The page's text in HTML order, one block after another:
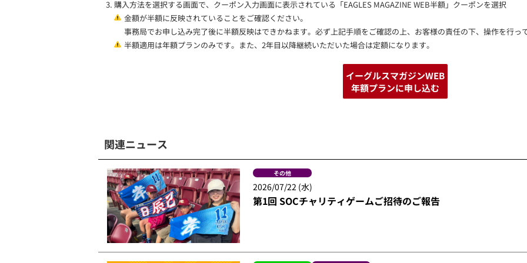
購入方法を選択する画面で、クーポン入力画面に表示されている「EAGLES MAGAZINE WEB半額」クーポンを選択
金額が半額に反映されていることをご確認ください。
事務局でお申し込み完了後に半額反映はできかねます。必ず上記手順をご確認の上、お客様の責任の下、操作を行っ
半額適用は年額プランのみです。また、2年目以降継続いただいた場合は定額になります。
イーグルスマガジンWEB
年額プランに申し込む
関連ニュース
その他
2026/07/22 (水)
第1回 SOCチャリティゲームご招待のご報告